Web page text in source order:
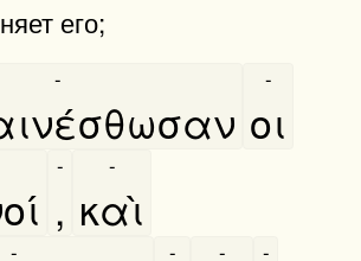
его;
-
οι
-
,
-
καὶ
-
- - - -